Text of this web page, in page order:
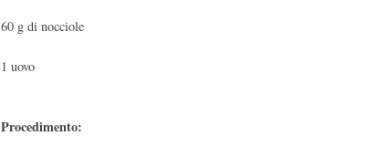
60 g di nocciole
1 uovo
Procedimento: